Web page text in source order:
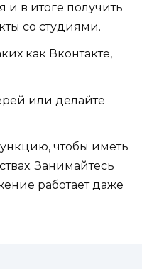
и в итоге получить
со студиями.
как Вконтакте,
или делайте
чтобы иметь
Занимайтесь
работает даже